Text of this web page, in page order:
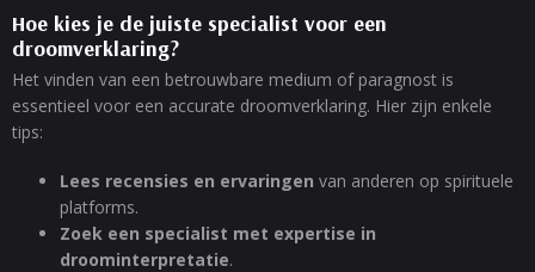
Hoe kies je de juiste specialist voor een
droomverklaring?
Het vinden van een betrouwbare medium of paragnost is
essentieel voor een accurate droomverklaring. Hier zijn enkele
tips:
Lees recensies en ervaringen van anderen op spirituele
platforms.
Zoek een specialist met expertise in
droominterpretatie.